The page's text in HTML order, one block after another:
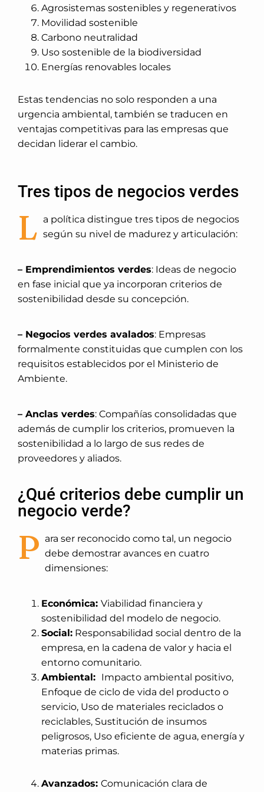
Agrosistemas sostenibles y regenerativos
Movilidad sostenible
Carbono neutralidad
Uso sostenible de la biodiversidad
Energías renovables locales
Estas tendencias no solo responden a una
urgencia ambiental, también se traducen en
ventajas competitivas para las empresas que
decidan liderar el cambio.
Tres tipos de negocios verdes
L a política distingue tres tipos de negocios
según su nivel de madurez y articulación:
– Emprendimientos verdes: Ideas de negocio
en fase inicial que ya incorporan criterios de
sostenibilidad desde su concepción.
– Negocios verdes avalados: Empresas
formalmente constituidas que cumplen con los
requisitos establecidos por el Ministerio de
Ambiente.
– Anclas verdes: Compañías consolidadas que
además de cumplir los criterios, promueven la
sostenibilidad a lo largo de sus redes de
proveedores y aliados.
¿Qué criterios debe cumplir un
negocio verde?
P ara ser reconocido como tal, un negocio
debe demostrar avances en cuatro
dimensiones:
Económica: Viabilidad financiera y
sostenibilidad del modelo de negocio.
Social: Responsabilidad social dentro de la
empresa, en la cadena de valor y hacia el
entorno comunitario.
Ambiental: Impacto ambiental positivo,
Enfoque de ciclo de vida del producto o
servicio, Uso de materiales reciclados o
reciclables, Sustitución de insumos
peligrosos, Uso eficiente de agua, energía y
materias primas.
Avanzados: Comunicación clara de